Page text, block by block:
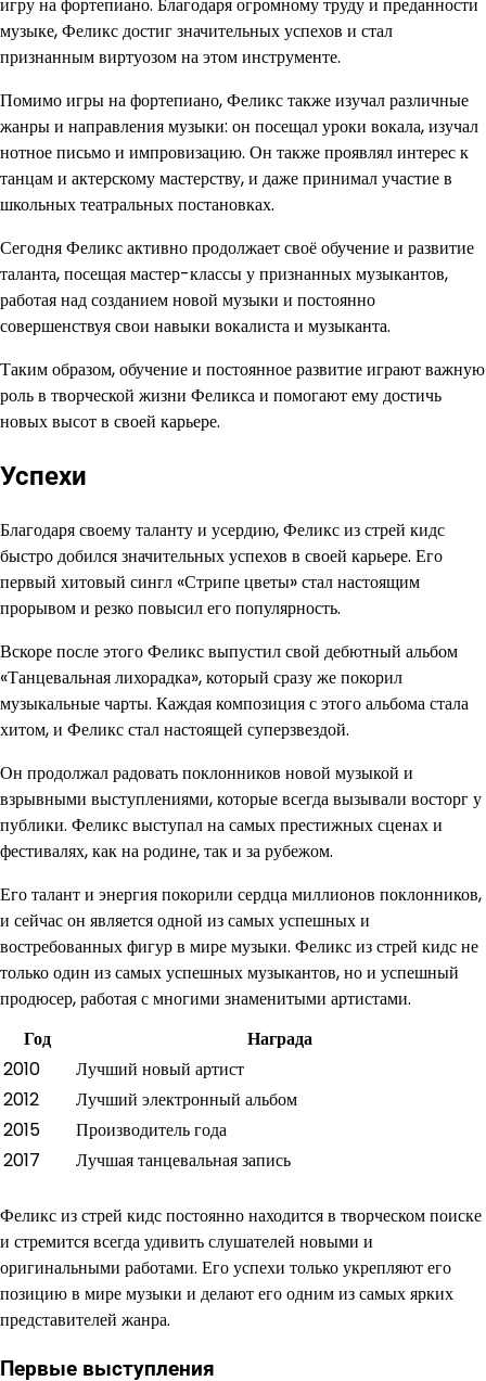
игру на фортепиано. Благодаря огромному труду и преданности
музыке, Феликс достиг значительных успехов и стал
признанным виртуозом на этом инструменте.
Помимо игры на фортепиано, Феликс также изучал различные
жанры и направления музыки: он посещал уроки вокала, изучал
нотное письмо и импровизацию. Он также проявлял интерес к
танцам и актерскому мастерству, и даже принимал участие в
школьных театральных постановках.
Сегодня Феликс активно продолжает своё обучение и развитие
таланта, посещая мастер-классы у признанных музыкантов,
работая над созданием новой музыки и постоянно
совершенствуя свои навыки вокалиста и музыканта.
Таким образом, обучение и постоянное развитие играют важную
роль в творческой жизни Феликса и помогают ему достичь
новых высот в своей карьере.
Успехи
Благодаря своему таланту и усердию, Феликс из стрей кидс
быстро добился значительных успехов в своей карьере. Его
первый хитовый сингл «Стрипе цветы» стал настоящим
прорывом и резко повысил его популярность.
Вскоре после этого Феликс выпустил свой дебютный альбом
«Танцевальная лихорадка», который сразу же покорил
музыкальные чарты. Каждая композиция с этого альбома стала
хитом, и Феликс стал настоящей суперзвездой.
Он продолжал радовать поклонников новой музыкой и
взрывными выступлениями, которые всегда вызывали восторг у
публики. Феликс выступал на самых престижных сценах и
фестивалях, как на родине, так и за рубежом.
Его талант и энергия покорили сердца миллионов поклонников,
и сейчас он является одной из самых успешных и
востребованных фигур в мире музыки. Феликс из стрей кидс не
только один из самых успешных музыкантов, но и успешный
продюсер, работая с многими знаменитыми артистами.
Год
Награда
2010
Лучший новый артист
2012
Лучший электронный альбом
2015
Производитель года
2017
Лучшая танцевальная запись
Феликс из стрей кидс постоянно находится в творческом поиске
и стремится всегда удивить слушателей новыми и
оригинальными работами. Его успехи только укрепляют его
позицию в мире музыки и делают его одним из самых ярких
представителей жанра.
Первые выступления